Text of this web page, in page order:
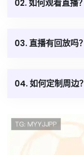
02. 如何观看直播？
03. 直播有回放吗？
04. 如何定制周边？